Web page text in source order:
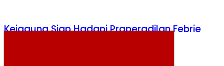
Kejagung Siap Hadapi Praperadilan Febrie